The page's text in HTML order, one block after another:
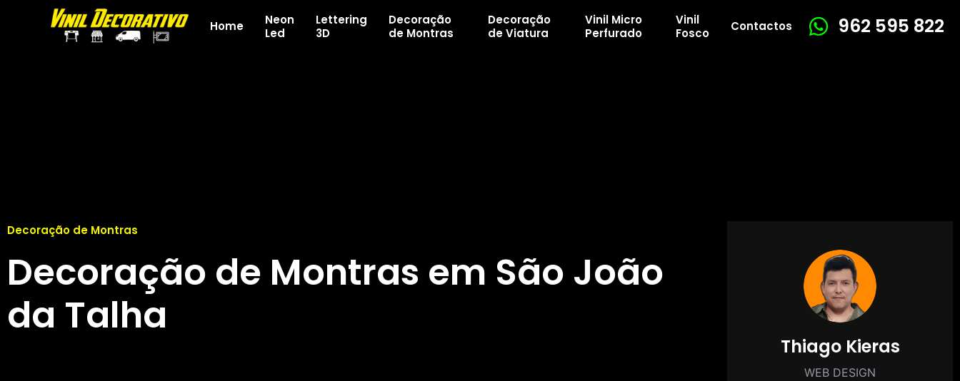
Home
Neon
Led
Lettering
3D
Decoração
de Montras
Decoração
de Viatura
Vinil Micro
Perfurado
Vinil
Fosco
Contactos 962 595 822
Decoração de Montras
Decoração de Montras em São João
da Talha
Thiago Kieras
WEB DESIGN